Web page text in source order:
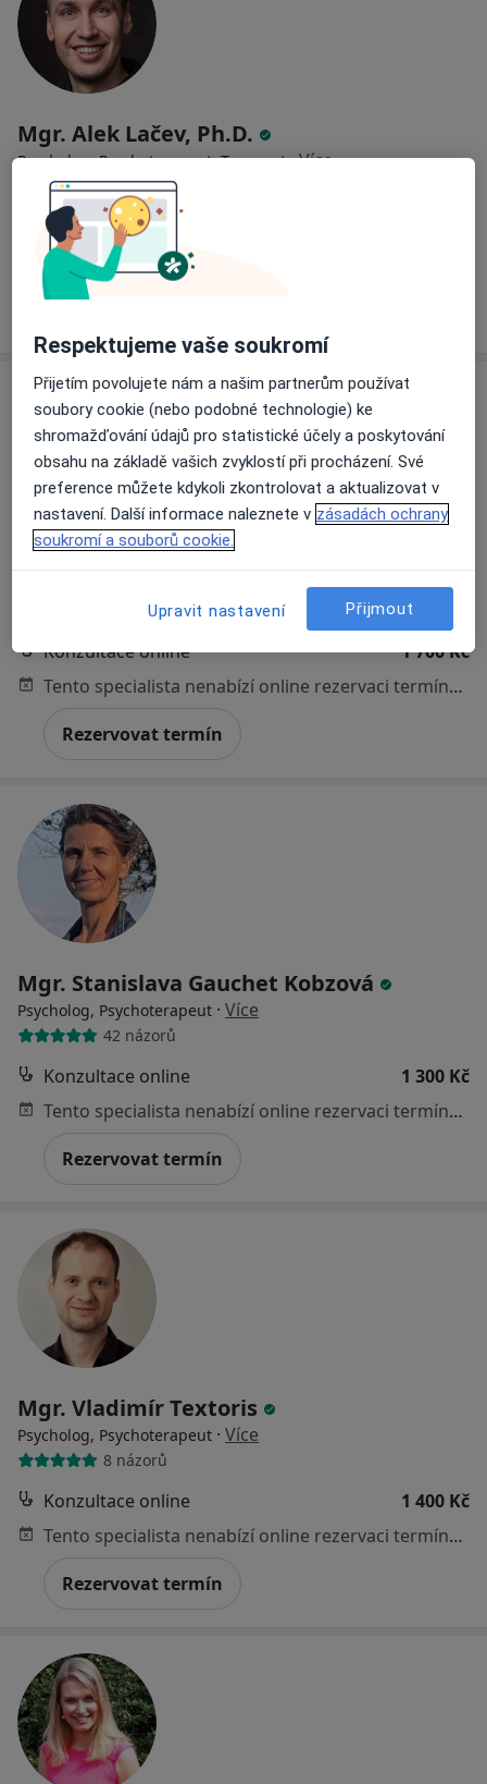
Mgr. Alek Lačev, Ph.D.
Psycholog, Psychoterapeut, Terapeut·Více
139 názorů
Psychologické poradenství
Mgr. Martin Hányš
23 názorů
Konzultace online
1 700 Kč
Tento specialista nenabízí online rezervaci termínu na této adrese.
Rezervovat termín
Mgr. Stanislava Gauchet Kobzová
Psycholog, Psychoterapeut · Více
42 názorů
Konzultace online
1 300 Kč
Tento specialista nenabízí online rezervaci termínu na této adrese.
Rezervovat termín
Mgr. Vladimír Textoris
Psycholog, Psychoterapeut · Více
8 názorů
Konzultace online
1 400 Kč
Tento specialista nenabízí online rezervaci termínu na této adrese.
Rezervovat termín
Respektujeme vaše soukromí
Přijetím povolujete nám a našim partnerům používat
soubory cookie (nebo podobné technologie) ke
shromažďování údajů pro statistické účely a poskytování
obsahu na základě vašich zvyklostí při procházení. Své
preference můžete kdykoli zkontrolovat a aktualizovat v
nastavení. Další informace naleznete v zásadách ochrany
soukromí a souborů cookie.
Upravit nastavení Přijmout